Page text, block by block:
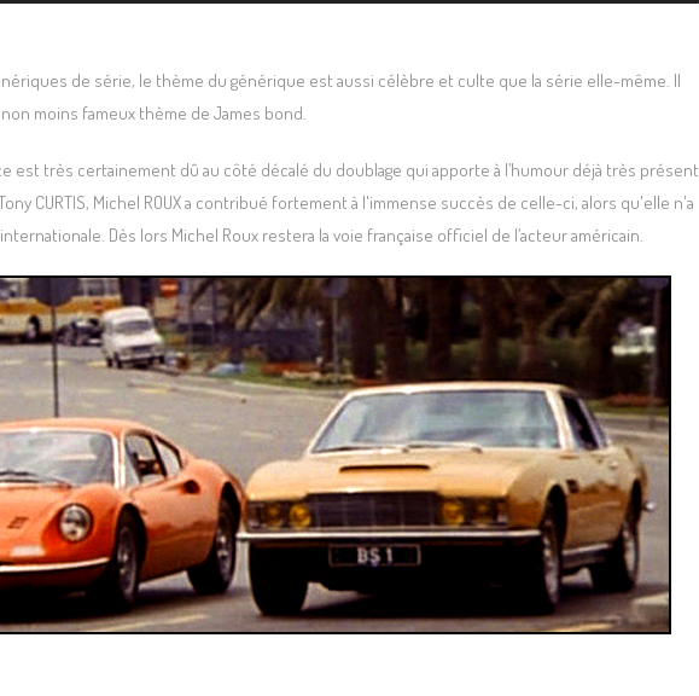
de série, le thème du générique est aussi célèbre et culte que la série elle-même. Il
moins fameux thème de James bond.
est très certainement dû au côté décalé du doublage qui apporte à l’humour déjà très présent
CURTIS, Michel ROUX a contribué fortement à l'immense succès de celle-ci, alors qu'elle n'a
Dès lors Michel Roux restera la voie française officiel de l’acteur américain.